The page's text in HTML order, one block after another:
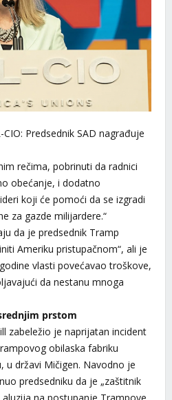
Predsednik SAD nagrađuje
rečima, pobrinuti da radnici
obećanje, i dodatno
koji će pomoći da se izgradi
za gazde milijardere.“
da je predsednik Tramp
Ameriku pristupačnom“, ali je
vlasti povećavao troškove,
da nestanu mnoga
prstom
zabeležio je naprijatan incident
obilaska fabriku
u državi Mičigen. Navodno je
predsedniku da je „zaštitnik